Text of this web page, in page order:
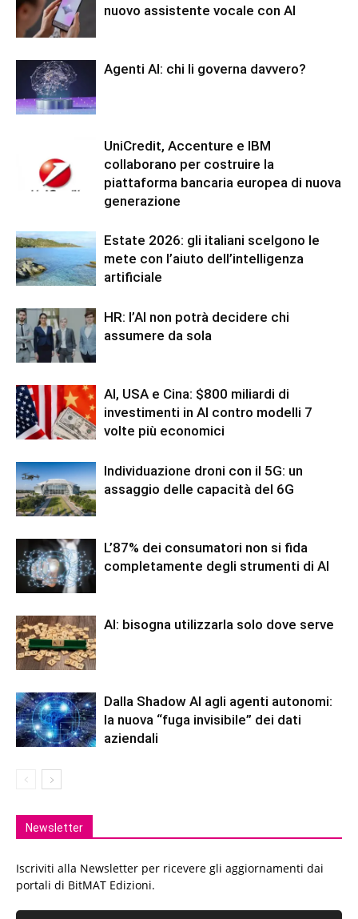
nuovo assistente vocale con AI
Agenti AI: chi li governa davvero?
UniCredit, Accenture e IBM
collaborano per costruire la
piattaforma bancaria europea di nuova
generazione
Estate 2026: gli italiani scelgono le
mete con l’aiuto dell’intelligenza
artificiale
HR: l’AI non potrà decidere chi
assumere da sola
AI, USA e Cina: $800 miliardi di
investimenti in AI contro modelli 7
volte più economici
Individuazione droni con il 5G: un
assaggio delle capacità del 6G
L’87% dei consumatori non si fida
completamente degli strumenti di AI
AI: bisogna utilizzarla solo dove serve
Dalla Shadow AI agli agenti autonomi:
la nuova “fuga invisibile” dei dati
aziendali
Newsletter
Iscriviti alla Newsletter per ricevere gli aggiornamenti dai
portali di BitMAT Edizioni.